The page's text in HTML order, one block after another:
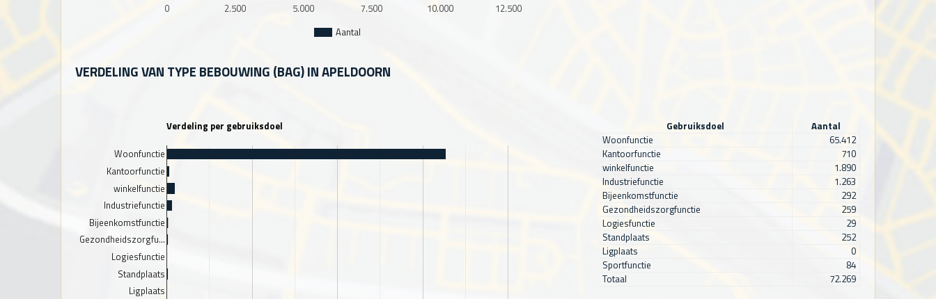
Aantal
0 2.500 5.000 7.500 10.000 12.500
VERDELING VAN TYPE BEBOUWING (BAG) IN APELDOORN
Verdeling per gebruiksdoel
Woonfunctie
Kantoorfunctie
winkelfunctie
Industriefunctie
Bijeenkomstfunctie
Gezondheidszorgfu…
Logiesfunctie
Standplaats
Ligplaats
Gebruiksdoel
Aantal
Woonfunctie
65.412
Kantoorfunctie
710
winkelfunctie
1.890
Industriefunctie
1.263
Bijeenkomstfunctie
292
Gezondheidszorgfunctie
259
Logiesfunctie
29
Standplaats
252
Ligplaats
0
Sportfunctie
84
Totaal
72.269